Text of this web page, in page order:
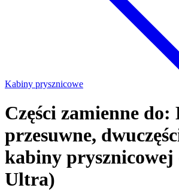
Kabiny prysznicowe
Części zamienne
przesuwne,
kabiny prysznicowej
Ultra)